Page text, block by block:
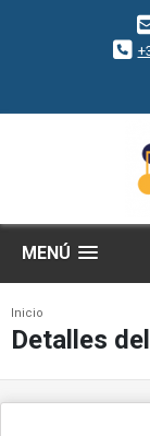
MENÚ
Inicio
Detalles